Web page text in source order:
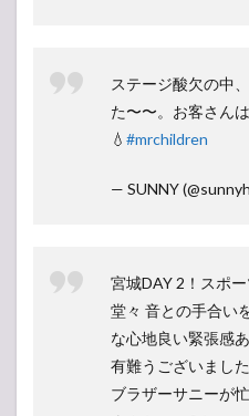
ステージ酸欠の中
た〜〜。お客さん
💧 #mrchildren
— SUNNY
宮城DAY 2！スポ
堂々 音との手合い
な心地良い緊張感
有難うございました
ブラザーサニーが